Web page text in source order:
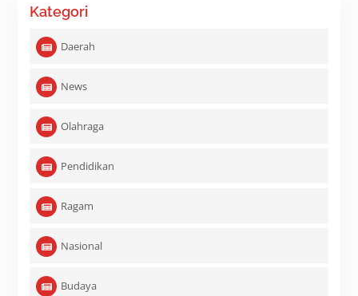
Kategori
Daerah
News
Olahraga
Pendidikan
Ragam
Nasional
Budaya